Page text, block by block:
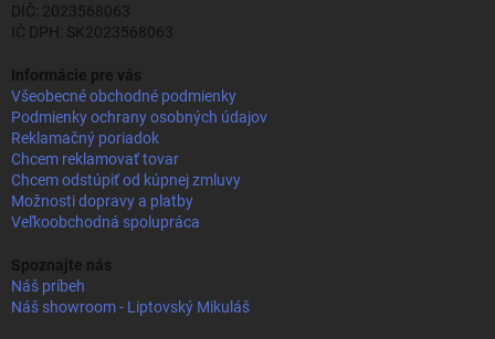
DIČ: 2023568063
IČ DPH: SK2023568063
Informácie pre vás
Všeobecné obchodné podmienky
Podmienky ochrany osobných údajov
Reklamačný poriadok
Chcem reklamovať tovar
Chcem odstúpiť od kúpnej zmluvy
Možnosti dopravy a platby
Veľkoobchodná spolupráca
Spoznajte nás
Náš príbeh
Náš showroom - Liptovský Mikuláš